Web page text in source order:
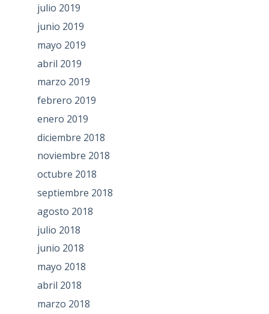
julio 2019
junio 2019
mayo 2019
abril 2019
marzo 2019
febrero 2019
enero 2019
diciembre 2018
noviembre 2018
octubre 2018
septiembre 2018
agosto 2018
julio 2018
junio 2018
mayo 2018
abril 2018
marzo 2018